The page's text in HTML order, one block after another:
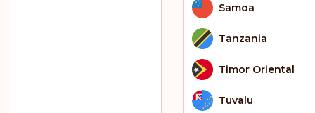
Samoa
Tanzania
Timor Oriental
Tuvalu